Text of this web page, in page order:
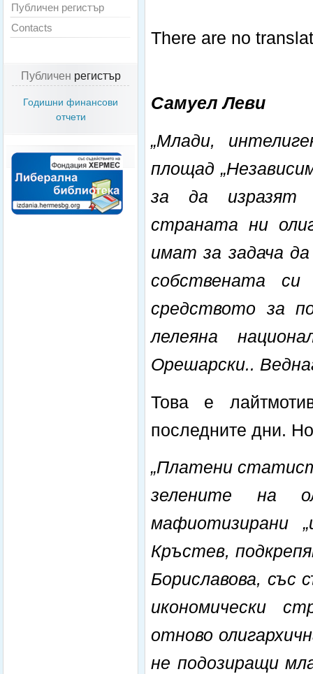
There are no
Самуел Леви
„Млади,
площад
за да изразят
страната ни
имат за задача
собствената
средството за
лелеяна
Орешарски..
Това е
последните дни.
„Платени
зелените на
мафиотизирани
Кръстев,
Бориславова, със
икономически
отново
не подозиращи
Публичен регистър
Contacts
Публичен регистър
Годишни финансови
отчети